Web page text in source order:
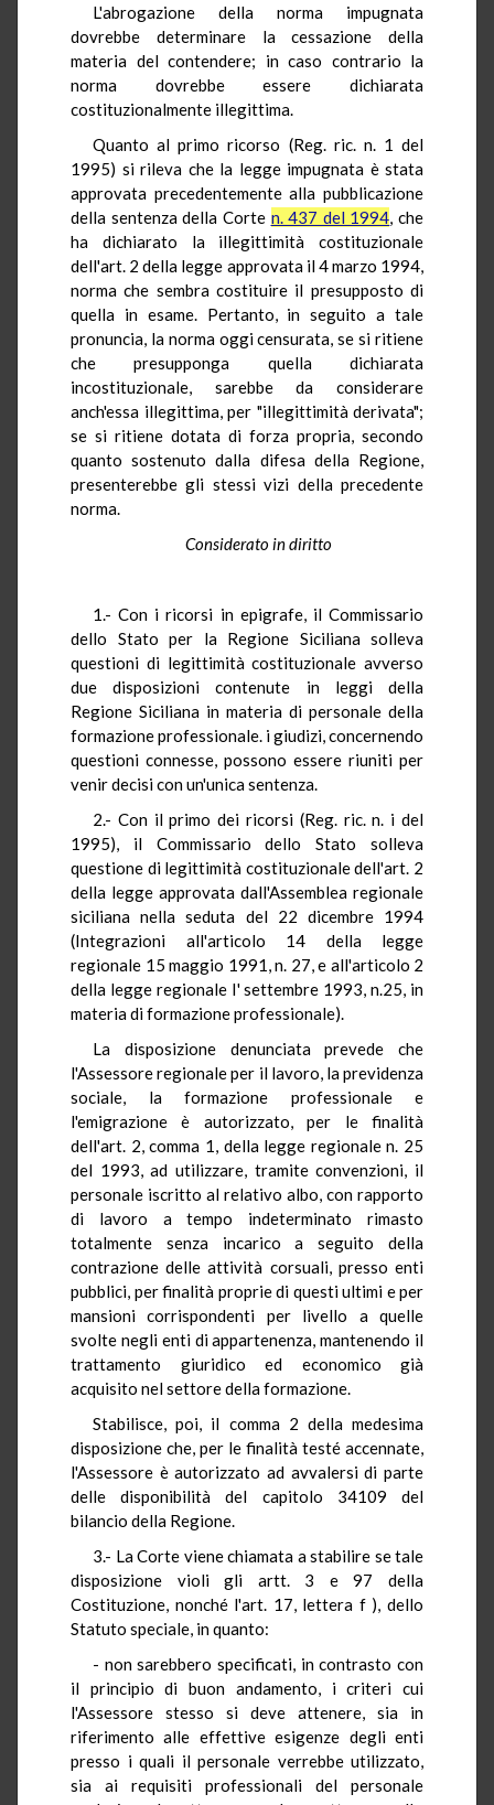
L'abrogazione della norma impugnata
dovrebbe determinare la cessazione della
materia del contendere; in caso contrario la
norma dovrebbe essere dichiarata
costituzionalmente illegittima.
Quanto al primo ricorso (Reg. ric. n. 1 del
1995) si rileva che la legge impugnata è stata
approvata precedentemente alla pubblicazione
della sentenza della Corte n. 437 del 1994, che
ha dichiarato la illegittimità costituzionale
dell'art. 2 della legge approvata il 4 marzo 1994,
norma che sembra costituire il presupposto di
quella in esame. Pertanto, in seguito a tale
pronuncia, la norma oggi censurata, se si ritiene
che presupponga quella dichiarata
incostituzionale, sarebbe da considerare
anch'essa illegittima, per "illegittimità derivata";
se si ritiene dotata di forza propria, secondo
quanto sostenuto dalla difesa della Regione,
presenterebbe gli stessi vizi della precedente
norma.
Considerato in diritto
1.- Con i ricorsi in epigrafe, il Commissario
dello Stato per la Regione Siciliana solleva
questioni di legittimità costituzionale avverso
due disposizioni contenute in leggi della
Regione Siciliana in materia di personale della
formazione professionale. i giudizi, concernendo
questioni connesse, possono essere riuniti per
venir decisi con un'unica sentenza.
2.- Con il primo dei ricorsi (Reg. ric. n. i del
1995), il Commissario dello Stato solleva
questione di legittimità costituzionale dell'art. 2
della legge approvata dall'Assemblea regionale
siciliana nella seduta del 22 dicembre 1994
(Integrazioni all'articolo 14 della legge
regionale 15 maggio 1991, n. 27, e all'articolo 2
della legge regionale I' settembre 1993, n.25, in
materia di formazione professionale).
La disposizione denunciata prevede che
l'Assessore regionale per il lavoro, la previdenza
sociale, la formazione professionale e
l'emigrazione è autorizzato, per le finalità
dell'art. 2, comma 1, della legge regionale n. 25
del 1993, ad utilizzare, tramite convenzioni, il
personale iscritto al relativo albo, con rapporto
di lavoro a tempo indeterminato rimasto
totalmente senza incarico a seguito della
contrazione delle attività corsuali, presso enti
pubblici, per finalità proprie di questi ultimi e per
mansioni corrispondenti per livello a quelle
svolte negli enti di appartenenza, mantenendo il
trattamento giuridico ed economico già
acquisito nel settore della formazione.
Stabilisce, poi, il comma 2 della medesima
disposizione che, per le finalità testé accennate,
l'Assessore è autorizzato ad avvalersi di parte
delle disponibilità del capitolo 34109 del
bilancio della Regione.
3.- La Corte viene chiamata a stabilire se tale
disposizione violi gli artt. 3 e 97 della
Costituzione, nonché l'art. 17, lettera f ), dello
Statuto speciale, in quanto:
- non sarebbero specificati, in contrasto con
il principio di buon andamento, i criteri cui
l'Assessore stesso si deve attenere, sia in
riferimento alle effettive esigenze degli enti
presso i quali il personale verrebbe utilizzato,
sia ai requisiti professionali del personale